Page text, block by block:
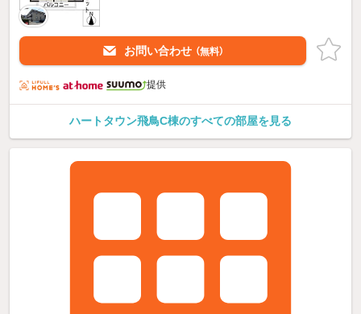
お問い合わせ （無料）
提供
ハートタウン飛鳥C棟のすべての部屋を見る